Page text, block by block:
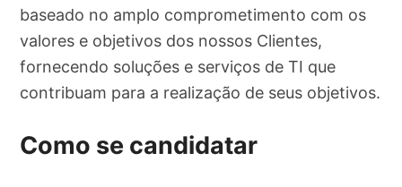
baseado no amplo comprometimento com os
valores e objetivos dos nossos Clientes,
fornecendo soluções e serviços de TI que
contribuam para a realização de seus objetivos.
Como se candidatar